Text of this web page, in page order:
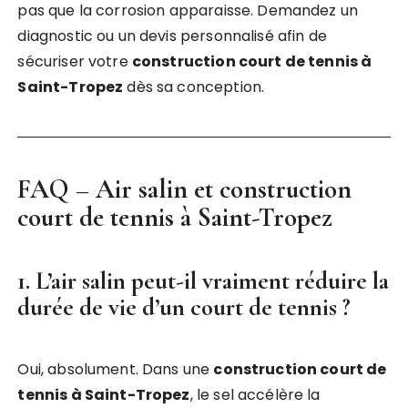
pas que la corrosion apparaisse. Demandez un
diagnostic ou un devis personnalisé afin de
sécuriser votre construction court de tennis à
Saint-Tropez dès sa conception.
FAQ – Air salin et construction
court de tennis à Saint-Tropez
1. L’air salin peut-il vraiment réduire la
durée de vie d’un court de tennis ?
Oui, absolument. Dans une construction court de
tennis à Saint-Tropez, le sel accélère la